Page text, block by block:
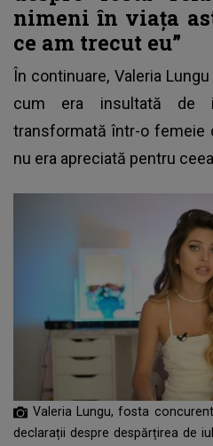
nimeni în viața
ce am trecut eu”
În continuare, Valeria Lungu
cum era insultată de
transformată într-o femeie
nu era apreciată pentru
Valeria Lungu, fosta
declarații despre despărțirea de